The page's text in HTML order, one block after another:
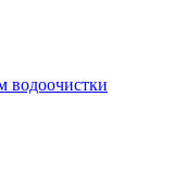
водоочистки